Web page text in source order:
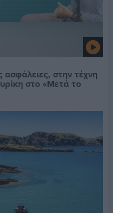
ασφάλειες, στην τέχνη
στο «Μετά το